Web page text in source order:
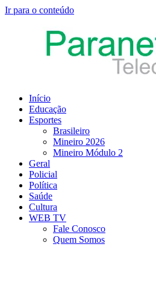
Ir para o conteúdo
Início
Educação
Esportes
Brasileiro
Mineiro 2026
Mineiro Módulo 2
Geral
Policial
Política
Saúde
Cultura
WEB TV
Fale Conosco
Quem Somos